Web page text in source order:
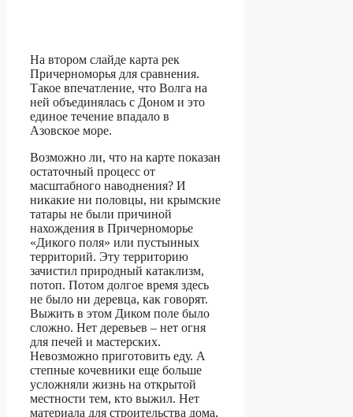
На втором слайде карта рек
Причерноморья для сравнения.
Такое впечатление, что Волга на
ней объединялась с Доном и это
единое течение впадало в
Азовское море.
Возможно ли, что на карте показан
остаточный процесс от
масштабного наводнения? И
никакие ни половцы, ни крымские
татары не были причиной
нахождения в Причерноморье
«Дикого поля» или пустынных
территорий. Эту территорию
зачистил природный катаклизм,
потоп. Потом долгое время здесь
не было ни деревца, как говорят.
Выжить в этом Диком поле было
сложно. Нет деревьев – нет огня
для печей и мастерских.
Невозможно приготовить еду. А
степные кочевники еще больше
усложняли жизнь на открытой
местности тем, кто выжил. Нет
материала для строительства дома,